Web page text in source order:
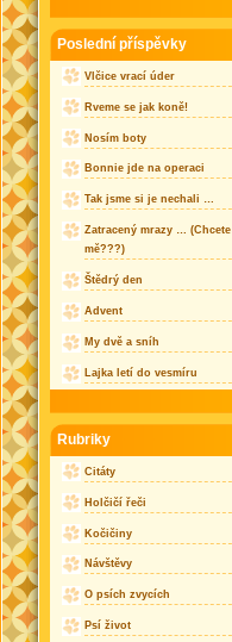
Poslední příspěvky
Vlčice vrací úder
Rveme se jak koně!
Nosím boty
Bonnie jde na operaci
Tak jsme si je nechali …
Zatracený mrazy … (Chcete
mě???)
Štědrý den
Advent
My dvě a sníh
Lajka letí do vesmíru
Rubriky
Citáty
Holčičí řeči
Kočičiny
Návštěvy
O psích zvycích
Psí život